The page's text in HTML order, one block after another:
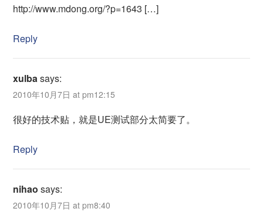
http://www.mdong.org/?p=1643 […]
Reply
xulba says:
2010年10月7日 at pm12:15
很好的技术贴，就是UE测试部分太简要了。
Reply
nihao says:
2010年10月7日 at pm8:40